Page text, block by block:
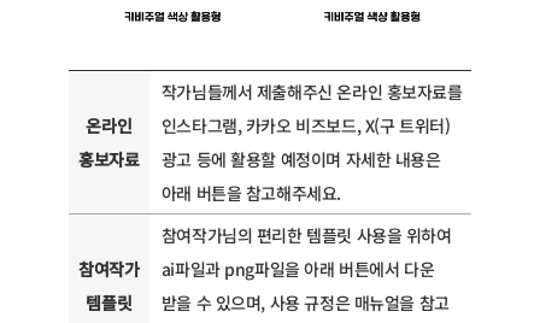
온라인
홍보자료
작가님들께서 제출해주신 온라인 홍보자료를
인스타그램, 카카오 비즈보드, X(구 트위터)
광고 등에 활용할 예정이며 자세한 내용은
아래 버튼을 참고해주세요.
참여작가
템플릿
참여작가님의 편리한 템플릿 사용을 위하여
ai파일과 png파일을 아래 버튼에서 다운
받을 수 있으며, 사용 규정은 매뉴얼을 참고